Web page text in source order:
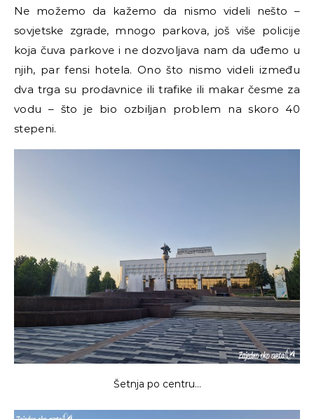
Ne možemo da kažemo da nismo videli nešto –
sovjetske zgrade, mnogo parkova, još više policije
koja čuva parkove i ne dozvoljava nam da uđemo u
njih, par fensi hotela. Ono što nismo videli između
dva trga su prodavnice ili trafike ili makar česme za
vodu – što je bio ozbiljan problem na skoro 40
stepeni.
Šetnja po centru…